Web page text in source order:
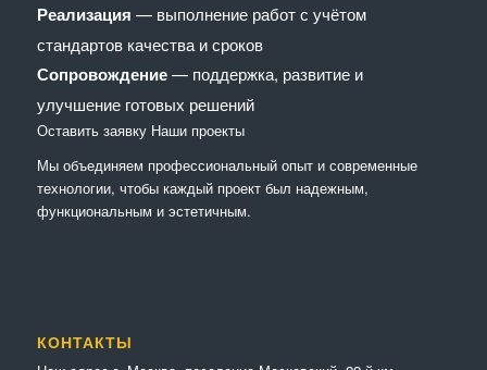
Реализация — выполнение работ с учётом
стандартов качества и сроков
Сопровождение— поддержка, развитие и
улучшение готовых решений
Оставить заявку Наши проекты
Мы объединяем профессиональный опыт и современные
технологии, чтобы каждый проект был надежным,
функциональным и эстетичным.
КОНТАКТЫ